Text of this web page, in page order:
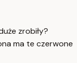
zrobiły?
ma te czerwone